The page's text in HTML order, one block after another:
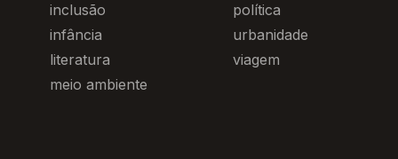
inclusão
infância
literatura
meio ambiente
política
urbanidade
viagem